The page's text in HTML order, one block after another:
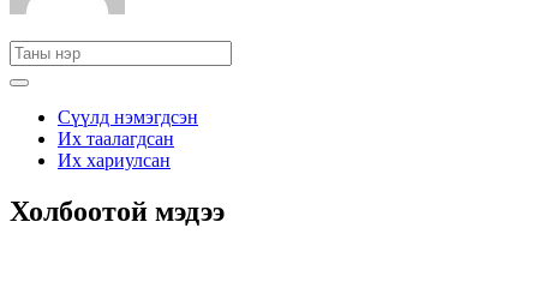
Сүүлд нэмэгдсэн
Их таалагдсан
Их хариулсан
Холбоотой мэдээ